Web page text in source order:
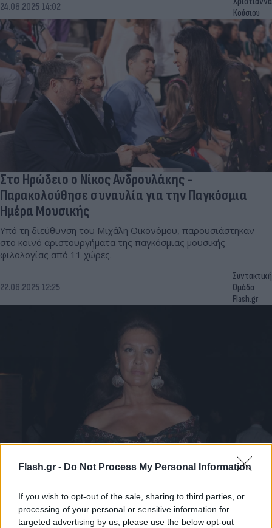
Flash.gr - Do Not Process My Personal Information
If you wish to opt-out of the sale, sharing to third parties, or
processing of your personal or sensitive information for
targeted advertising by us, please use the below opt-out
24.06.2025 14:02
Κούσιου
Στο Ηρώδειο ο Νίκος Ανδρουλάκης -
Παρακολούθησε συναυλία για την Παγκόσμια
Ημέρα Μουσικής
Υπό τη διεύθυνση του Μιχάλη Οικονόμου, παρουσιάστηκαν
στο κοινό αριστουργήματα της παγκόσμιας μουσικής
φιλολογίας από 11 χώρες.
22.06.2025 12:25
Συντακτική
Ομάδα
Flash.gr
Βάνα Μπάρμπα: Πρώτη δημόσια εμφάνιση στο
Η γνωστή ηθοποιός αναρρώνει, μετά την πρόσφατη περιπέτεια
με την υγεία της.